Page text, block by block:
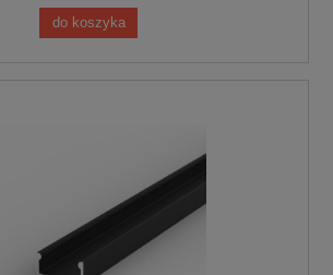
do koszyka